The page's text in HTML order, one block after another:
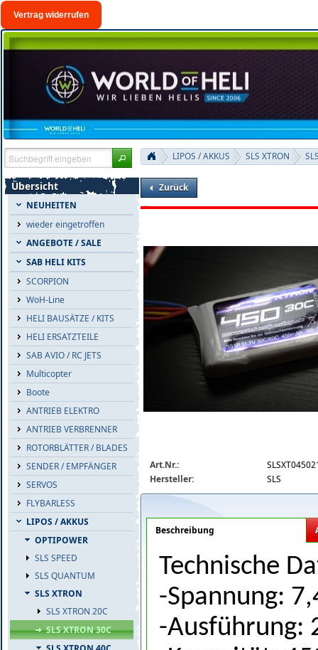
Vertrag widerrufen
Übersicht
NEUHEITEN
wieder eingetroffen
ANGEBOTE / SALE
SAB HELI KITS
SCORPION
WoH-Line
HELI BAUSÄTZE / KITS
HELI ERSATZTEILE
SAB AVIO / RC JETS
Multicopter
Boote
ANTRIEB ELEKTRO
ANTRIEB VERBRENNER
ROTORBLÄTTER / BLADES
SENDER / EMPFÄNGER
SERVOS
FLYBARLESS
LIPOS / AKKUS
OPTIPOWER
SLS SPEED
SLS QUANTUM
SLS XTRON
SLS XTRON 20C
SLS XTRON 30C
LIPOS / AKKUS SLS XTRON
Zurück
Art.Nr.:
Hersteller:
SLS
Beschreibung
Technische
-Spannung:
-Ausführung: